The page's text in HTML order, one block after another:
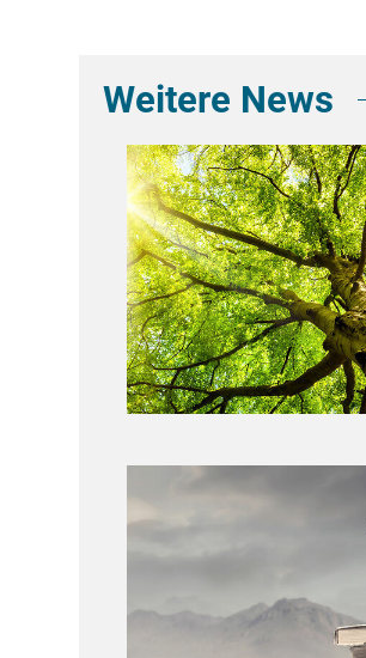
Weitere News